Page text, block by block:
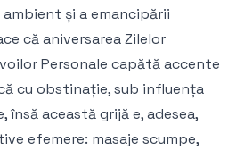
și a emancipării
că aniversarea Zilelor
Personale capătă accente
cu obstinație, sub influența
însă această grijă e, adesea,
efemere: masaje scumpe,